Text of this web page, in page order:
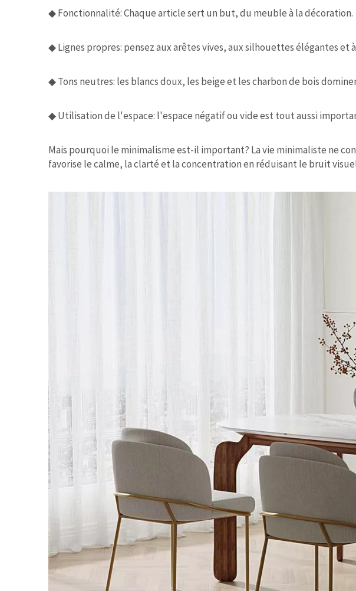
◆Fonctionnalité: Chaque article sert un but, du meuble à la décoration.
◆Lignes propres: pensez aux arêtes vives, aux silhouettes élégantes et
◆Tons neutres: les blancs doux, les beige et les charbon de bois
◆Utilisation de l'espace: l'espace négatif ou vide est tout aussi
Mais pourquoi le minimalisme est-il important? La vie minimaliste ne
favorise le calme, la clarté et la concentration en réduisant le bruit